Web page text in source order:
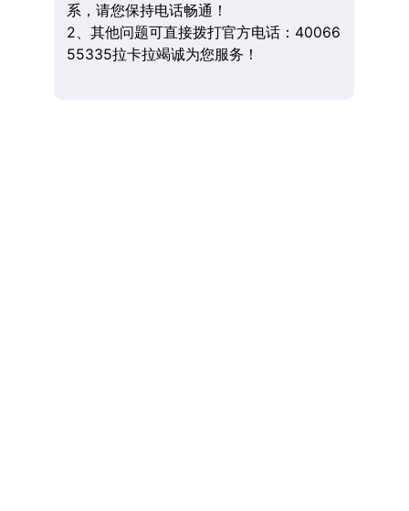
系，请您保持电话畅通！
2、其他问题可直接拨打官方电话：40066
55335拉卡拉竭诚为您服务！